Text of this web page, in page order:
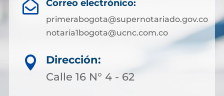
 Correo electrónico:
primerabogota@supernotariado.gov.co
notaria1bogota@ucnc.com.co

Dirección:
Calle 16 N° 4 - 62